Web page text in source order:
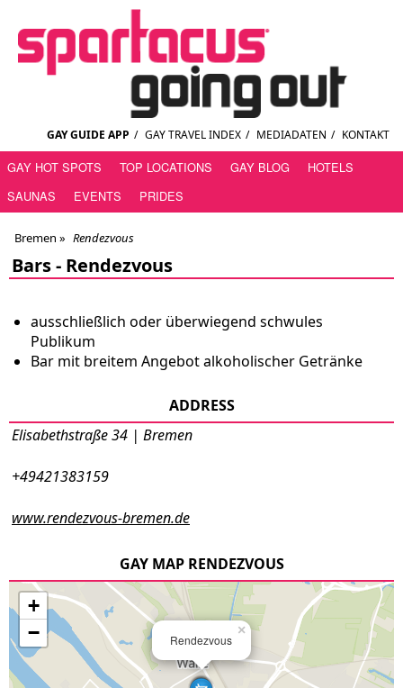
GAY GUIDE APP / GAY TRAVEL INDEX / MEDIADATEN / KONTAKT
GAY HOT SPOTS TOP LOCATIONS GAY BLOG
HOTELS
SAUNAS
EVENTS PRIDES
Bremen » Rendezvous
Bars - Rendezvous
ausschließlich oder überwiegend schwules
Publikum
Bar mit breitem Angebot alkoholischer Getränke
ADDRESS
Elisabethstraße 34 | Bremen
+49421383159
www.rendezvous-bremen.de
GAY MAP RENDEZVOUS
Rendezvous
×
+
−